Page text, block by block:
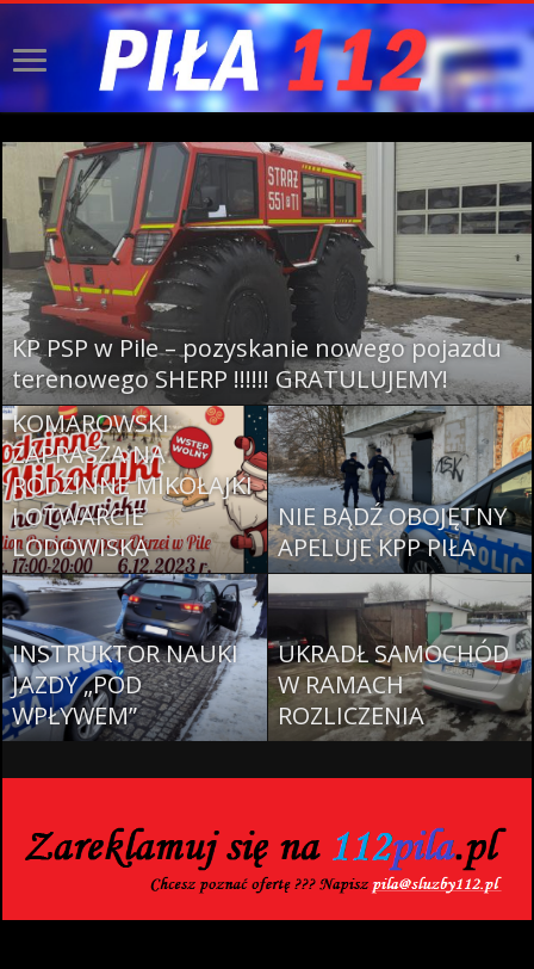
KP PSP w Pile – pozyskanie nowego pojazdu
terenowego SHERP !!!!!! GRATULUJEMY!
STAROSTA PILSKI
ELIGIUSZ
KOMAROWSKI
ZAPRASZA NA
RODZINNE MIKOŁAJKI
I OTWARCIE
LODOWISKA
NIE BĄDŹ OBOJĘTNY
APELUJE KPP PIŁA
INSTRUKTOR NAUKI
JAZDY „POD
WPŁYWEM”
UKRADŁ SAMOCHÓD
W RAMACH
ROZLICZENIA